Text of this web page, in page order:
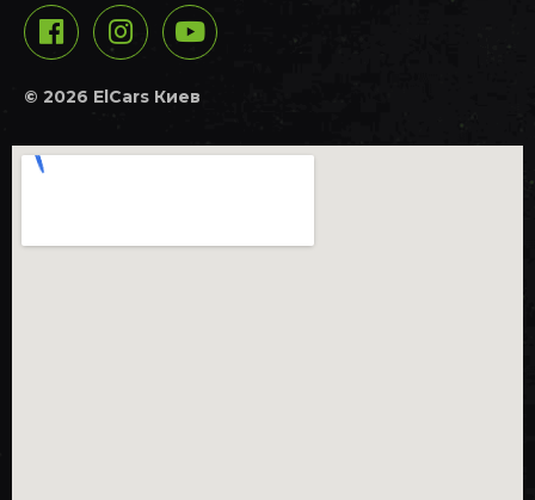
© 2026 ElCars Киев